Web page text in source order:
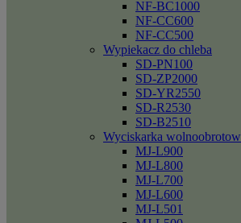
NF-BC1000
NF-CC600
NF-CC500
Wypiekacz do chleba
SD-PN100
SD-ZP2000
SD-YR2550
SD-R2530
SD-B2510
Wyciskarka
MJ-L900
MJ-L800
MJ-L700
MJ-L600
MJ-L501